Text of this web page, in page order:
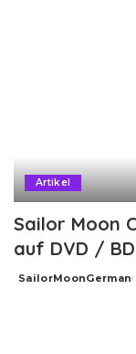
Artikel
Sailor Moon
auf DVD /
Posted
SailorMoonGerman